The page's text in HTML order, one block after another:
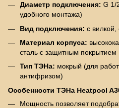
Диаметр подключения: G 1/
удобного монтажа)
Вид подключения: с
Материал корпуса:
сталь с защитным покрытием
Тип ТЭНа: мокрый (для
антифризом)
Особенности ТЭНа Heatpool
Мощность позволяет